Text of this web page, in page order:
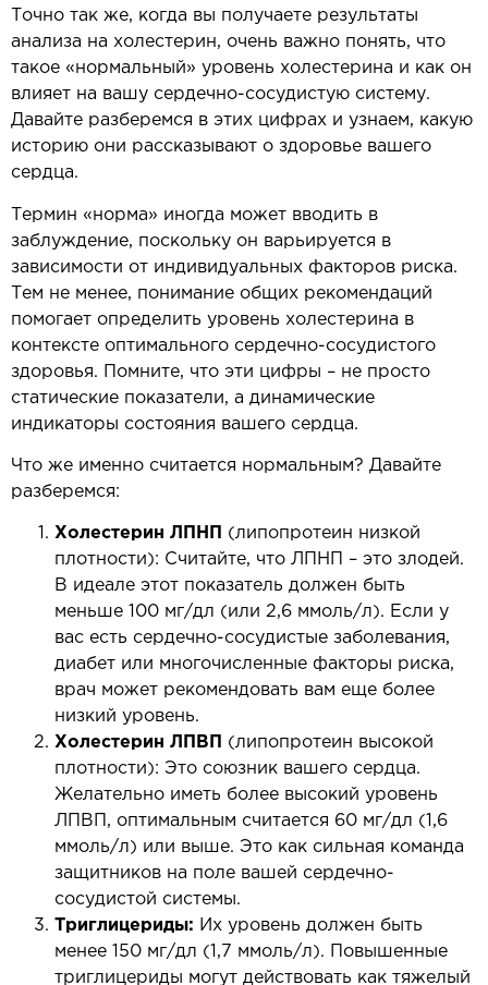
Точно так же, когда вы получаете результаты
анализа на холестерин, очень важно понять, что
такое «нормальный» уровень холестерина и как он
влияет на вашу сердечно-сосудистую систему.
Давайте разберемся в этих цифрах и узнаем, какую
историю они рассказывают о здоровье вашего
сердца.
Термин «норма» иногда может вводить в
заблуждение, поскольку он варьируется в
зависимости от индивидуальных факторов риска.
Тем не менее, понимание общих рекомендаций
помогает определить уровень холестерина в
контексте оптимального сердечно-сосудистого
здоровья. Помните, что эти цифры – не просто
статические показатели, а динамические
индикаторы состояния вашего сердца.
Что же именно считается нормальным? Давайте
разберемся:
Холестерин ЛПНП
(липопротеин низкой
плотности): Считайте, что ЛПНП – это злодей.
В идеале этот показатель должен быть
меньше 100 мг/дл (или 2,6 ммоль/л). Если у
вас есть сердечно-сосудистые заболевания,
диабет или многочисленные факторы риска,
врач может рекомендовать вам еще более
низкий уровень.
Холестерин ЛПВП (липопротеин высокой
плотности): Это союзник вашего сердца.
Желательно иметь более высокий уровень
ЛПВП, оптимальным считается 60 мг/дл (1,6
ммоль/л) или выше. Это как сильная команда
защитников на поле вашей сердечно-
сосудистой системы.
Триглицериды: Их уровень должен быть
менее 150 мг/дл (1,7 ммоль/л). Повышенные
триглицериды могут действовать как тяжелый